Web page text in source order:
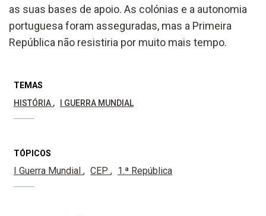
as suas bases de apoio. As colónias e a autonomia
portuguesa foram asseguradas, mas a Primeira
República não resistiria por muito mais tempo.
TEMAS
HISTÓRIA
I GUERRA MUNDIAL
TÓPICOS
I Guerra Mundial CEP 1.ª República